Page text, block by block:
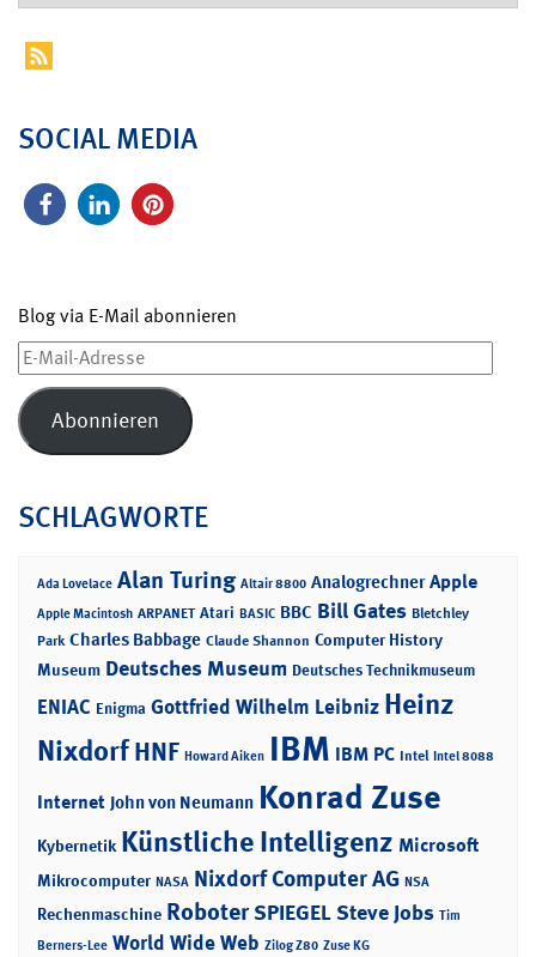
SOCIAL MEDIA
Blog via E-Mail abonnieren
E-
Mail-
Adresse
Abonnieren
SCHLAGWORTE
Ada Lovelace Alan Turing Altair 8800 Analogrechner Apple
Apple Macintosh ARPANET Atari BASIC BBC Bill Gates Bletchley
Park Charles Babbage Claude Shannon Computer History
Museum Deutsches Museum Deutsches Technikmuseum
ENIAC Enigma Gottfried Wilhelm Leibniz Heinz
NixdorfHNF Howard Aiken IBM IBM PC Intel Intel 8088
Internet John von Neumann Konrad Zuse
Kybernetik Künstliche Intelligenz Microsoft
Mikrocomputer NASA Nixdorf Computer AG NSA
Rechenmaschine RoboterSPIEGELSteve Jobs Tim
Berners-Lee World Wide Web Zilog Z80 Zuse KG